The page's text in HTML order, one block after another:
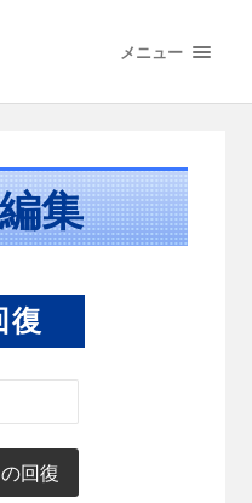
メニュー
集
復